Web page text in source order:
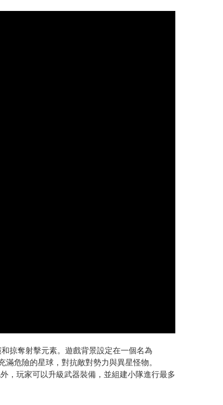
掠奪射擊元素。遊戲背景設定在一個名為
危險的星球，對抗敵對勢力與異星怪物。
，玩家可以升級武器裝備，並組建小隊進行最多